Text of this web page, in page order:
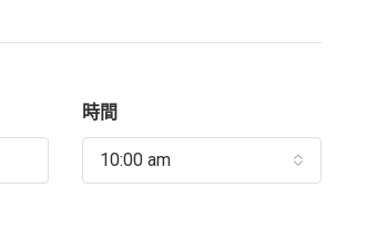
時間
10:00 am